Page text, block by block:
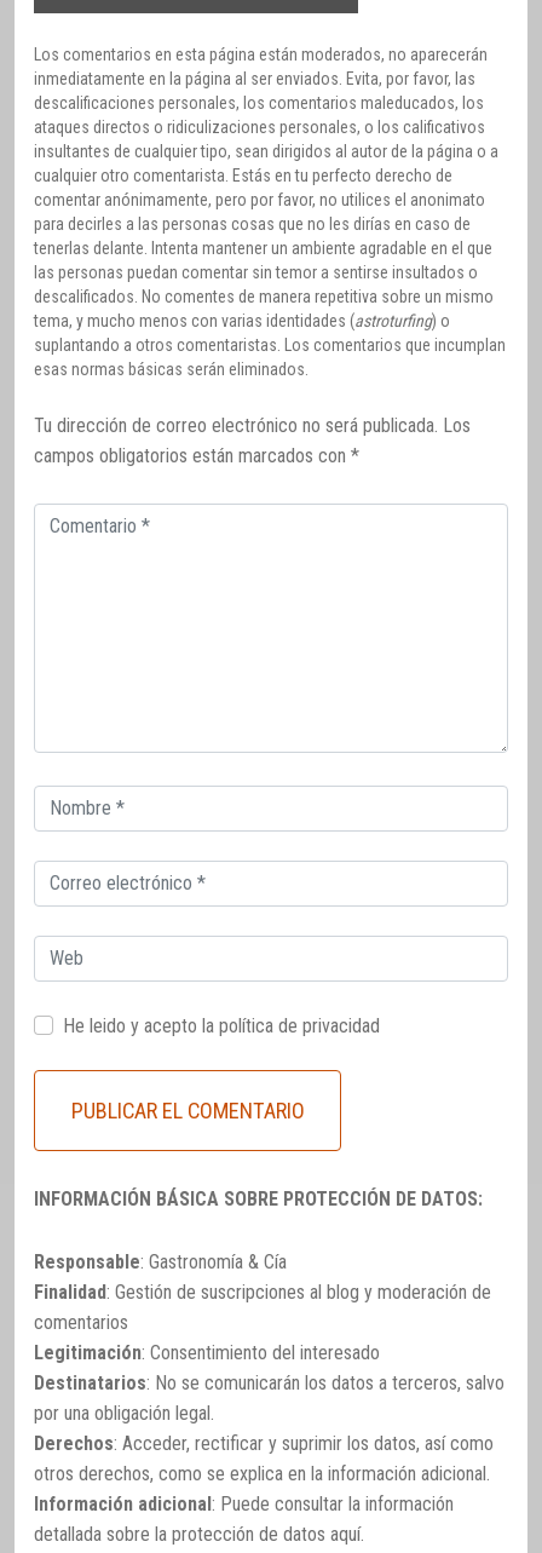
Los comentarios en esta página están moderados, no aparecerán
inmediatamente en la página al ser enviados. Evita, por favor, las
descalificaciones personales, los comentarios maleducados, los
ataques directos o ridiculizaciones personales, o los calificativos
insultantes de cualquier tipo, sean dirigidos al autor de la página o a
cualquier otro comentarista. Estás en tu perfecto derecho de
comentar anónimamente, pero por favor, no utilices el anonimato
para decirles a las personas cosas que no les dirías en caso de
tenerlas delante. Intenta mantener un ambiente agradable en el que
las personas puedan comentar sin temor a sentirse insultados o
descalificados. No comentes de manera repetitiva sobre un mismo
tema, y mucho menos con varias identidades (astroturfing) o
suplantando a otros comentaristas. Los comentarios que incumplan
esas normas básicas serán eliminados.
Tu dirección de correo electrónico no será publicada. Los
campos obligatorios están marcados con *
Comentario
Correo
electrónico
Correo
electrónico
Web
He leido y acepto la política de privacidad
INFORMACIÓN BÁSICA SOBRE PROTECCIÓN DE DATOS:
Responsable: Gastronomía & Cía
Finalidad: Gestión de suscripciones al blog y moderación de
comentarios
Legitimación: Consentimiento del interesado
Destinatarios: No se comunicarán los datos a terceros, salvo
por una obligación legal.
Derechos: Acceder, rectificar y suprimir los datos, así como
otros derechos, como se explica en la información adicional.
Información adicional: Puede consultar la información
detallada sobre la protección de datos aquí.